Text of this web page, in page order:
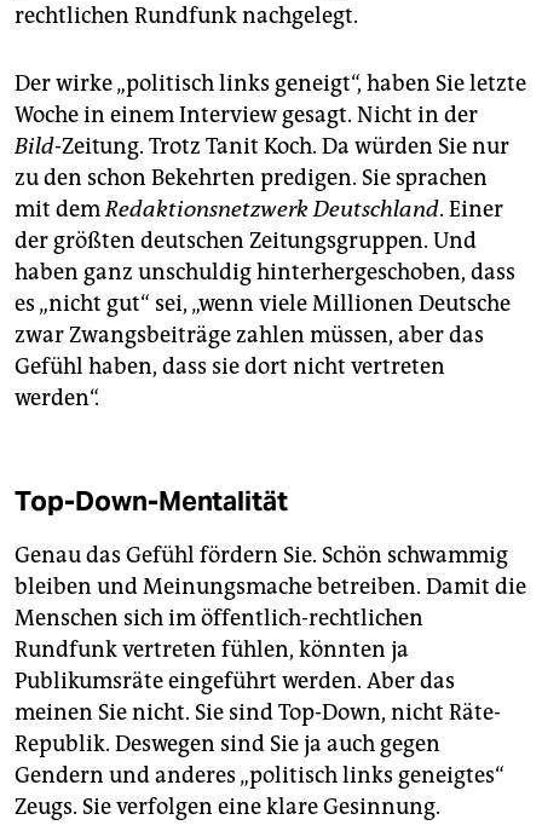
rechtlichen Rundfunk nachgelegt.
Der wirke „politisch links geneigt“, haben Sie letzte
Woche in einem Interview gesagt. Nicht in der
Bild-Zeitung. Trotz Tanit Koch. Da würden Sie nur
zu den schon Bekehrten predigen. Sie sprachen
mit demRedaktionsnetzwerk Deutschland. Einer
der größten deutschen Zeitungsgruppen. Und
haben ganz unschuldig hinterhergeschoben, dass
es „nicht gut“ sei, „wenn viele Millionen Deutsche
zwar Zwangsbeiträge zahlen müssen, aber das
Gefühl haben, dass sie dort nicht vertreten
werden“.
Top-Down-Mentalität
Genau das Gefühl fördern Sie. Schön schwammig
bleiben und Meinungsmache betreiben. Damit die
Menschen sich im öffentlich-rechtlichen
Rundfunk vertreten fühlen, könnten ja
Publikumsräte eingeführt werden. Aber das
meinen Sie nicht. Sie sind Top-Down, nicht Räte-
Republik. Deswegen sind Sie ja auch gegen
Gendern und anderes „politisch links geneigtes“
Zeugs. Sie verfolgen eine klare Gesinnung.